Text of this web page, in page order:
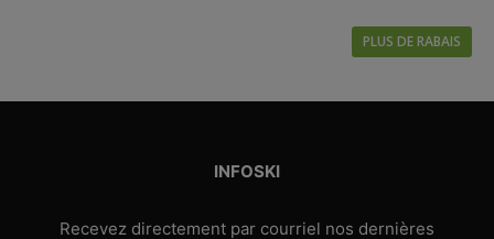
PLUS DE RABAIS
INFOSKI
Recevez directement par courriel nos dernières